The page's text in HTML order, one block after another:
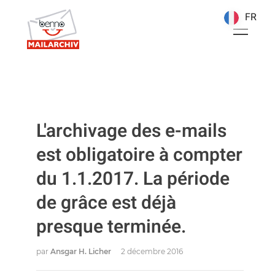
L'archivage des e-mails
est obligatoire à compter
du 1.1.2017. La période
de grâce est déjà
presque terminée.
par Ansgar H. Licher 2 décembre 2016
FR
FR